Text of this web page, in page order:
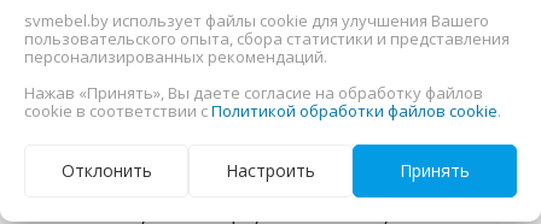
Материал задней стенки:ЛДВП
Для кого этот товар
Комод подойдёт владельцам небольших квартир и
комнат, которым нужны четыре закрытых ящика без
svmebel.by использует файлы cookie для улучшения Вашего
пользовательского опыта, сбора статистики и представления
персонализированных рекомендаций.
Нажав «Принять», Вы даете согласие на обработку файлов
cookie в соответствии сПолитикой обработки файлов cookie.
Отклонить Настроить Принять